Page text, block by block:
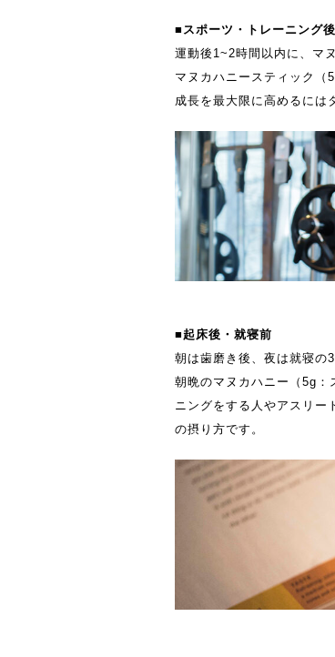
■スポーツ・トレーニング後
運動後1~2時間以内に、マ
マヌカハニースティック（
成長を最大限に高めるには
■起床後・就寝前
朝は歯磨き後、夜は就寝の
朝晩のマヌカハニー（5g：
ニングをする人やアスリー
の摂り方です。